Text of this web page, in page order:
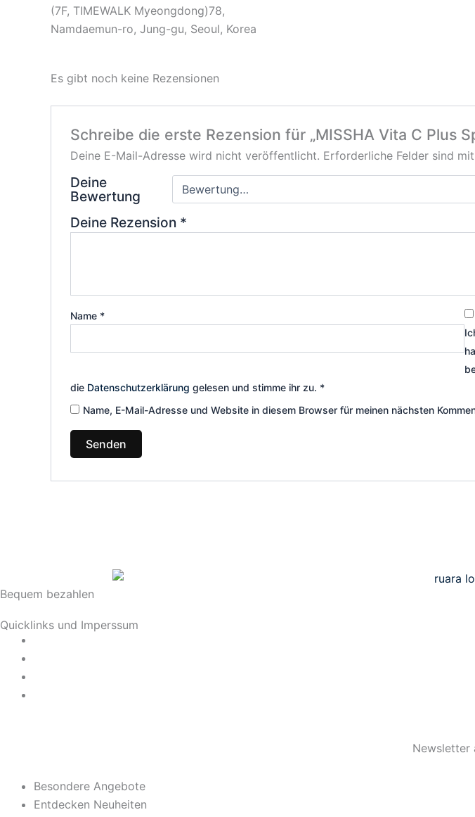
(7F, TIMEWALK Myeongdong)78,
Namdaemun-ro, Jung-gu, Seoul, Korea
Es gibt noch keine Rezensionen
Schreibe die erste Rezension für „MISSHA Vita C Plus
Deine E-Mail-Adresse wird nicht veröffentlicht. Erforderliche Felder sind mit
Deine
Bewertung
Deine Rezension *
Name *
ha
die Datenschutzerklärung gelesen und stimme ihr zu. *
Name, E-Mail-Adresse und Website in diesem Browser für meinen nächsten
Bequem bezahlen
Quicklinks und Imperssum
Newsletter
Besondere Angebote
Entdecken Neuheiten